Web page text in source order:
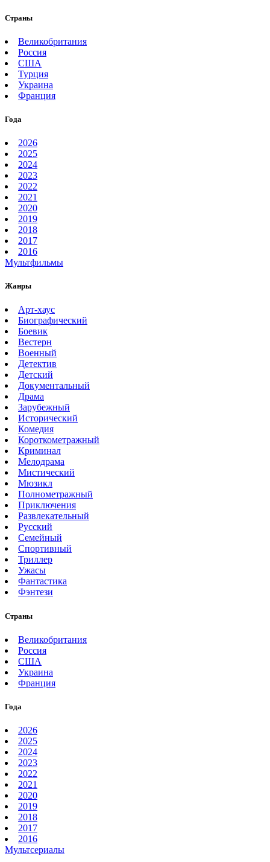
Страны
Великобритания
Россия
США
Турция
Украина
Франция
Года
2026
2025
2024
2023
2022
2021
2020
2019
2018
2017
2016
Мультфильмы
Жанры
Арт-хаус
Биографический
Боевик
Вестерн
Военный
Детектив
Детский
Документальный
Драма
Зарубежный
Исторический
Комедия
Короткометражный
Криминал
Мелодрама
Мистический
Мюзикл
Полнометражный
Приключения
Развлекательный
Русский
Семейный
Спортивный
Триллер
Ужасы
Фантастика
Фэнтези
Страны
Великобритания
Россия
США
Украина
Франция
Года
2026
2025
2024
2023
2022
2021
2020
2019
2018
2017
2016
Мультсериалы